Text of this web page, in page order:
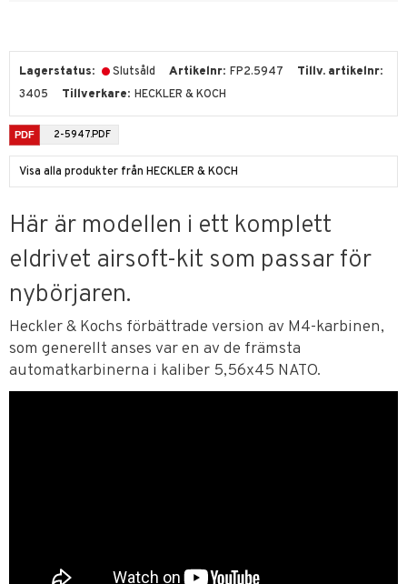
Lagerstatus Slutsåld Artikelnr FP2.5947
Tillv. artikelnr
3405
Tillverkare HECKLER & KOCH
2-5947.PDF
Visa alla produkter från HECKLER & KOCH
Här är modellen i ett komplett
eldrivet airsoft-kit som passar för
nybörjaren.
Heckler & Kochs förbättrade version av M4-karbinen,
som generellt anses var en av de främsta
automatkarbinerna i kaliber 5,56x45 NATO.